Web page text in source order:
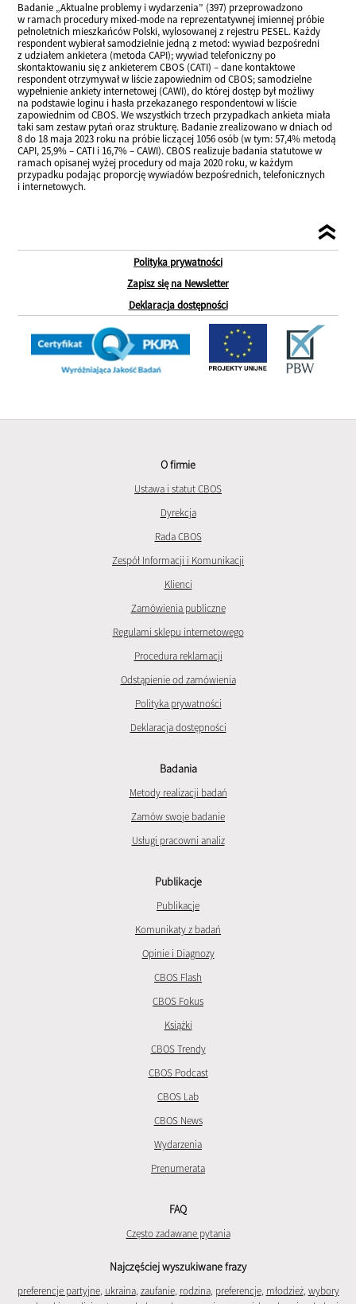
Badanie „Aktualne problemy i wydarzenia” (397) przeprowadzono
w ramach procedury mixed-mode na reprezentatywnej imiennej próbie
pełnoletnich mieszkańców Polski, wylosowanej z rejestru PESEL. Każdy
respondent wybierał samodzielnie jedną z metod: wywiad bezpośredni
z udziałem ankietera (metoda CAPI); wywiad telefoniczny po
skontaktowaniu się z ankieterem CBOS (CATI) – dane kontaktowe
respondent otrzymywał w liście zapowiednim od CBOS; samodzielne
wypełnienie ankiety internetowej (CAWI), do której dostęp był możliwy
na podstawie loginu i hasła przekazanego respondentowi w liście
zapowiednim od CBOS. We wszystkich trzech przypadkach ankieta miała
taki sam zestaw pytań oraz strukturę. Badanie zrealizowano w dniach od
8 do 18 maja 2023 roku na próbie liczącej 1056 osób (w tym: 57,4% metodą
CAPI, 25,9% – CATI i 16,7% – CAWI). CBOS realizuje badania statutowe w
ramach opisanej wyżej procedury od maja 2020 roku, w każdym
przypadku podając proporcję wywiadów bezpośrednich, telefonicznych
i internetowych.
Polityka prywatności
Zapisz się na Newsletter
Deklaracja dostępności
O firmie
Ustawa i statut CBOS
Dyrekcja
Rada CBOS
Zespół Informacji i Komunikacji
Klienci
Zamówienia publiczne
Regulami sklepu internetowego
Procedura reklamacji
Odstąpienie od zamówienia
Polityka prywatności
Deklaracja dostępności
Badania
Metody realizacji badań
Zamów swoje badanie
Usługi pracowni analiz
Publikacje
Publikacje
Komunikaty z badań
Opinie i Diagnozy
CBOS Flash
CBOS Fokus
Książki
CBOS Trendy
CBOS Podcast
CBOS Lab
CBOS News
Wydarzenia
Prenumerata
FAQ
Często zadawane pytania
Najczęściej wyszukiwane frazy
preferencje partyjne, ukraina, zaufanie, rodzina, preferencje, młodzież, wybory